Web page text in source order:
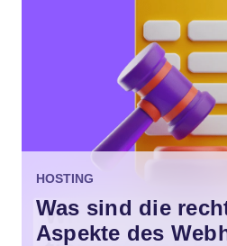
HOSTING
Was sind die
Aspekte des